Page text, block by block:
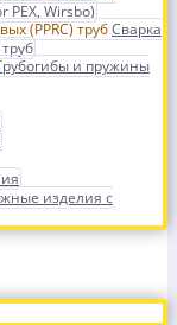
PEX, Wirsbo)
Сварка
и пружины
изделия с